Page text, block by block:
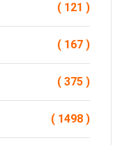
( 121 )
( 167 )
( 375 )
( 1498 )